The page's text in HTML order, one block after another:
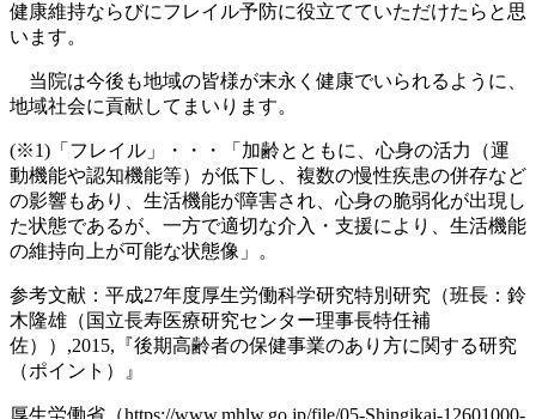
健康維持ならびにフレイル予防に役立てていただけたらと思
います。
当院は今後も地域の皆様が末永く健康でいられるように、
地域社会に貢献してまいります。
(※1)「フレイル」・・・「加齢とともに、心身の活力（運
動機能や認知機能等）が低下し、複数の慢性疾患の併存など
の影響もあり、生活機能が障害され、心身の脆弱化が出現し
た状態であるが、一方で適切な介入・支援により、生活機能
の維持向上が可能な状態像」。
参考文献：平成27年度厚生労働科学研究特別研究（班長：鈴
木隆雄（国立長寿医療研究センター理事長特任補
佐））,2015,『後期高齢者の保健事業のあり方に関する研究
（ポイント）』
厚生労働省（https://www.mhlw.go.jp/file/05-Shingikai-12601000-